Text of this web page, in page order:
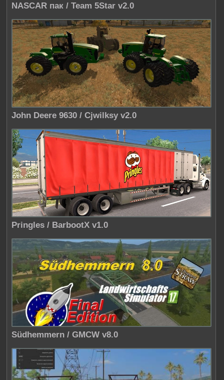
NASCAR пак / Team 5Star v2.0
John Deere 9630 / Cjwilksy v2.0
Pringles / BarbootX v1.0
Südhemmern / GMCW v8.0